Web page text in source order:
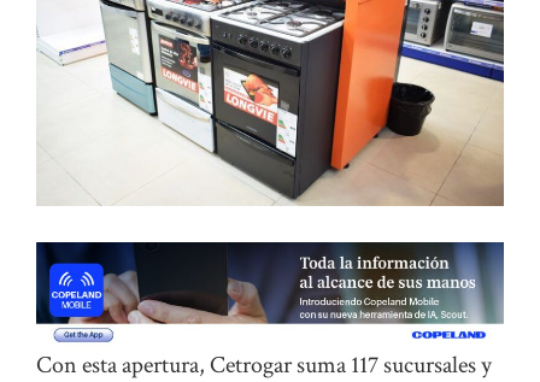
Con esta apertura, Cetrogar suma 117 sucursales y